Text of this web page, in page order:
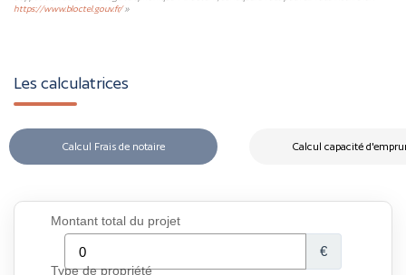
https://www.bloctel.gouv.fr/»
Les calculatrices
Calcul Frais de notaire Calcul capacité